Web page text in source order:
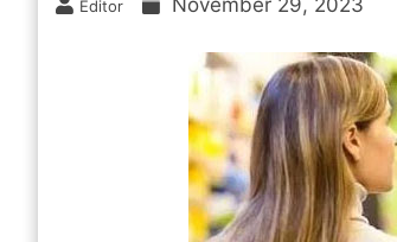
Editor November 29, 2023